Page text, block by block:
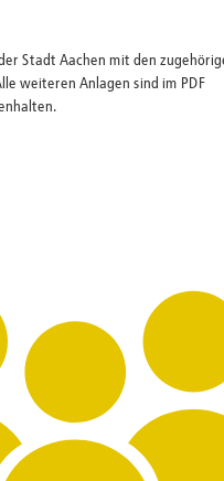
Stadt Aachen mit den
weiteren Anlagen sind im PDF